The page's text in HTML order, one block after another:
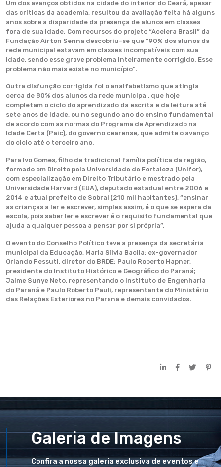
Um dos avanços obtidos na cidade do interior do Ceará, apesar
das críticas da academia, resultou da avaliação feita há alguns
anos sobre a disparidade da presença de alunos em classes
fora de sua idade. Com recursos do projeto “Acelera Brasil” da
Fundação Airton Senna descobriu-se que “90% dos alunos da
rede municipal estavam em classes incompatíveis com sua
idade, sendo esse grave problema inteiramente corrigido. Esse
problema não mais existe no município”.
Outra disfunção corrigida foi o analfabetismo que atingia
cerca de 80% dos alunos da rede municipal, que hoje
completam o ciclo do aprendizado da escrita e da leitura até
sete anos de idade, ou no segundo ano do ensino fundamental
de acordo com as normas do Programa de Aprendizado na
Idade Certa (Paic), do governo cearense, que admite o avanço
do ciclo até o terceiro ano.
Para Ivo Gomes, filho de tradicional família política da região,
formado em Direito pela Universidade de Fortaleza (Unifor),
com especialização em Direito Tributário e mestrado pela
Universidade Harvard (EUA), deputado estadual entre 2006 e
2014 e atual prefeito de Sobral (210 mil habitantes), “ensinar
as crianças a ler e escrever, simples assim, é o que se espera da
escola, pois saber ler e escrever é o requisito fundamental que
ajuda a qualquer pessoa a pensar por si própria”.
O evento do Conselho Político teve a presença da secretária
municipal da Educação, Maria Sílvia Bacila; ex-governador
Orlando Pessuti, diretor do BRDE; Paulo Roberto Hapner,
presidente do Instituto Histórico e Geográfico do Paraná;
Jaime Sunye Neto, representando o Instituto de Engenharia
do Paraná e Paulo Roberto Pauli, representante do Ministério
das Relações Exteriores no Paraná e demais convidados.
Galeria de Imagens
Confira a nossa galeria exclusiva de eventos e